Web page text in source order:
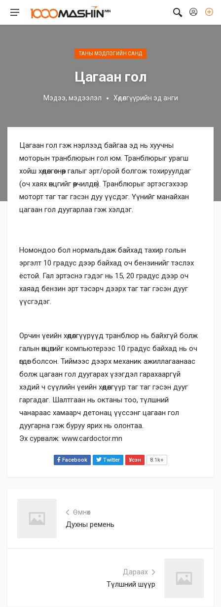
ТАНЫ МЭДЛЭГИЙН САНД
Цагаан гол
Мэдээ, мэдээлэл Хөдөлгүүрийн эд анги
Цагаан гол гэж нэрлээд байгаа эд нь хуучны
моторын транблюрын гол юм. Транблюрыг урагш
хойш хөдөлгөснөөр галыг эрт/орой болгож тохируулдаг
(оч хаях өнцгийг өөрчилдөг). Транблюрыг эртэсгэхээр
моторт таг таг гэсэн дуу үүсдэг. Үүнийг манайхан
цагаан гол дуугарлаа гэж хэлдэг.
Номондоо бол нормальдаж байхад тахир голын
эргэлт 10 градус дээр байхад оч бензинийг тэслэх
ёстой. Гал эртэснэ гэдэг нь 15, 20 градус дээр оч
хаяад бензин эрт тэсэрч дээрх таг таг гэсэн дууг
үүсгэдэг.
Орчин үеийн хөдөлгүүрүүд транблюр нь байхгүй болж
галын өнцөгийг компьютерээс 10 градус байхад нь оч
өгдөг болсон. Тиймээс дээрх механик ажиллагаанаас
болж цагаан гол дуугарах үзэгдэл гарахааргүй
хэдий ч сүүлийн үеийн хөдөлгүүр таг таг гэсэн дууг
гаргадаг. Шалтгаан нь октаны тоо, түлшний
чанараас хамаарч детонац үүссэнг цагаан гол
дуугарна гэж буруу ярих нь олонтаа.
Эх сурвалж: www.cardoctor.mn
Facebook Twitter Үзсэн 8.1k+
Өмнөх
Духны ремень
Дараах
Түлшний шүүр